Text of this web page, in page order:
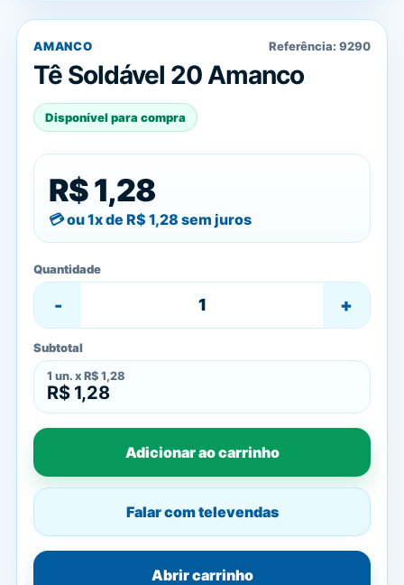
AMANCO Referência: 9290
Tê Soldável 20 Amanco
Disponível para compra
R$ 1,28
ou 1x de R$ 1,28 sem juros
Quantidade
- +
Subtotal
1 un. x R$ 1,28
R$ 1,28
Adicionar ao carrinho
Falar com televendas
Abrir carrinho